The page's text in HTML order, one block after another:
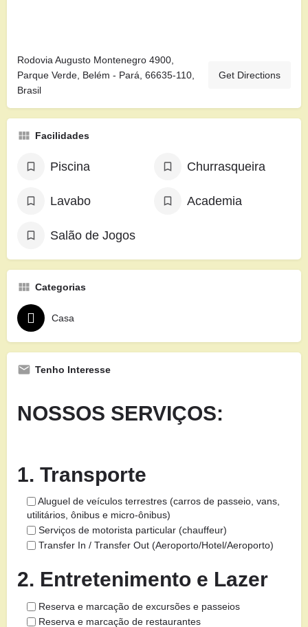
Rodovia Augusto Montenegro 4900,
Parque Verde, Belém - Pará, 66635-110,
Brasil
Get Directions
Facilidades
Piscina Churrasqueira
Lavabo Academia
Salão de Jogos
Categorias
Casa
Tenho Interesse
NOSSOS SERVIÇOS:
1. Transporte
Aluguel de veículos terrestres (carros de passeio, vans,
utilitários, ônibus e micro-ônibus)
Serviços de motorista particular (chauffeur)
Transfer In / Transfer Out (Aeroporto/Hotel/Aeroporto)
2. Entretenimento e Lazer
Reserva e marcação de excursões e passeios
Reserva e marcação de restaurantes